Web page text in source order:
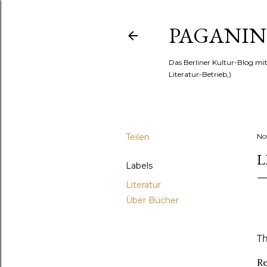
Das Berliner Kultur-Blog
Literatur-Betrieb,)
Teilen
Labels
Literatur
Über Bücher